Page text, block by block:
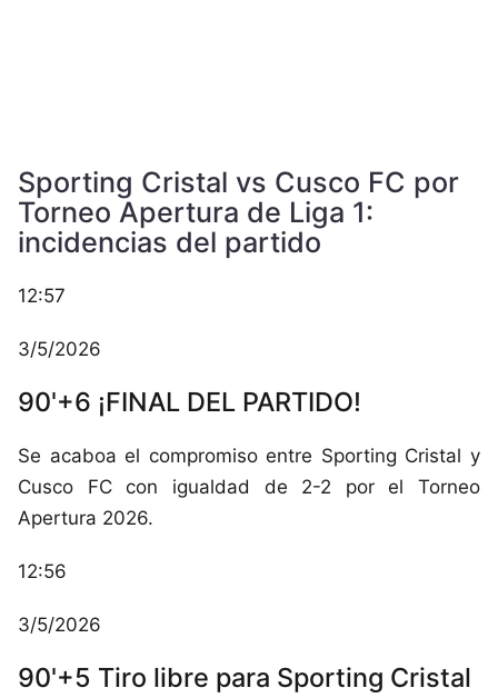
Sporting Cristal vs Cusco FC por
Torneo Apertura de Liga 1:
incidencias del partido
12:57
3/5/2026
90'+6 ¡FINAL DEL PARTIDO!
Se acaboa el compromiso entre Sporting Cristal y
Cusco FC con igualdad de 2-2 por el Torneo
Apertura 2026.
12:56
3/5/2026
90'+5 Tiro libre para Sporting Cristal